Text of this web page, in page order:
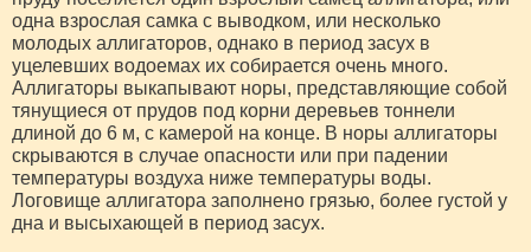
одна взрослая самка с выводком, или несколько
молодых аллигаторов, однако в период засух в
уцелевших водоемах их собирается очень много.
Аллигаторы выкапывают норы, представляющие собой
тянущиеся от прудов под корни деревьев тоннели
длиной до 6 м, с камерой на конце. В норы аллигаторы
скрываются в случае опасности или при падении
температуры воздуха ниже температуры воды.
Логовище аллигатора заполнено грязью, более густой у
дна и высыхающей в период засух.